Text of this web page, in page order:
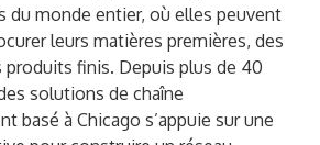
du monde entier, où elles peuvent
leurs matières premières, des
finis. Depuis plus de 40
solutions de chaîne
basé à Chicago s’appuie sur une